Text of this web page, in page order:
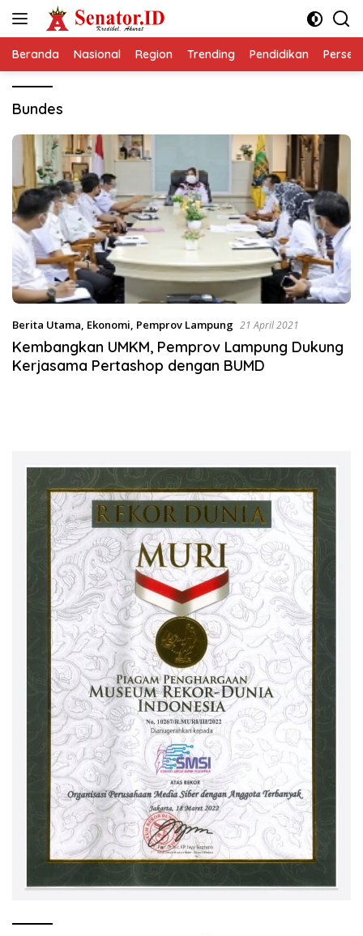
Beranda Nasional Region Trending Pendidikan
Bundes
Berita Utama, Ekonomi, Pemprov Lampung 21 April 2021
Kembangkan UMKM, Pemprov Lampung Dukung
Kerjasama Pertashop dengan BUMD